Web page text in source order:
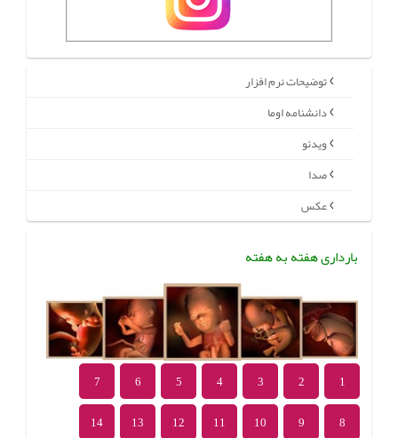
توضیحات نرم افزار
دانشنامه اوما
ویدئو
صدا
عکس
بارداری هفته به هفته
1
2
3
4
5
6
7
8
9
10
11
12
13
14